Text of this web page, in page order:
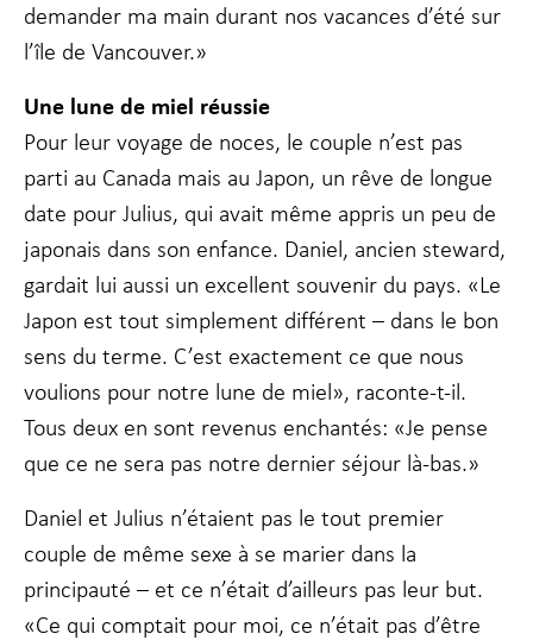
demander ma main durant nos vacances d’été sur
l’île de Vancouver.»
Une lune de miel réussie
Pour leur voyage de noces, le couple n’est pas
parti au Canada mais au Japon, un rêve de longue
date pour Julius, qui avait même appris un peu de
japonais dans son enfance. Daniel, ancien steward,
gardait lui aussi un excellent souvenir du pays. «Le
Japon est tout simplement différent – dans le bon
sens du terme. C’est exactement ce que nous
voulions pour notre lune de miel», raconte-t-il.
Tous deux en sont revenus enchantés: «Je pense
que ce ne sera pas notre dernier séjour là-bas.»
Daniel et Julius n’étaient pas le tout premier
couple de même sexe à se marier dans la
principauté – et ce n’était d’ailleurs pas leur but.
«Ce qui comptait pour moi, ce n’était pas d’être